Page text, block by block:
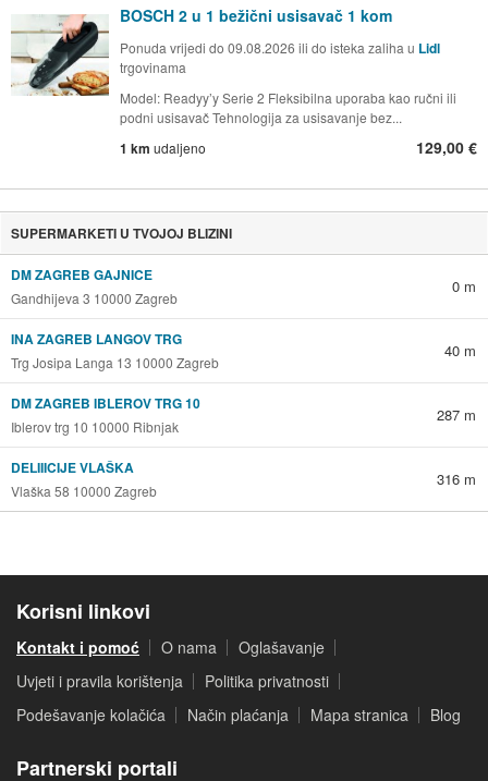
BOSCH 2 u 1 bežični usisavač 1 kom
Ponuda vrijedi do 09.08.2026 ili do isteka zaliha u Lidl
trgovinama
Model: Readyy’y Serie 2 Fleksibilna uporaba kao ručni ili
podni usisavač Tehnologija za usisavanje bez...
1 km udaljeno 129,00 €
SUPERMARKETI U TVOJOJ BLIZINI
DM ZAGREB GAJNICE
Gandhijeva 3 10000 Zagreb
0 m
INA ZAGREB LANGOV TRG
Trg Josipa Langa 13 10000 Zagreb
40 m
DM ZAGREB IBLEROV TRG 10
Iblerov trg 10 10000 Ribnjak
287 m
DELIIICIJE VLAŠKA
Vlaška 58 10000 Zagreb
316 m
Korisni linkovi
Kontakt i pomoć O nama
Oglašavanje
Uvjeti i pravila korištenja
Politika privatnosti
Podešavanje kolačića
Način plaćanja Mapa stranica Blog
Partnerski portali